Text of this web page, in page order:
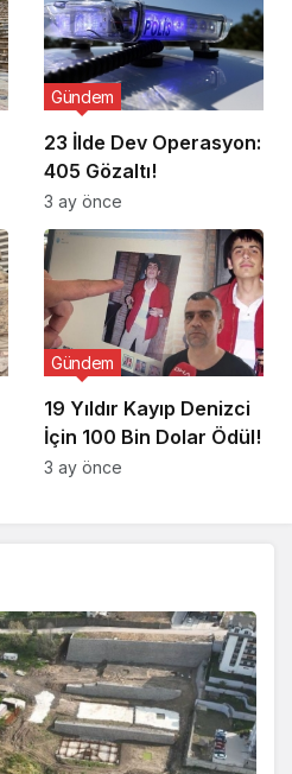
23 İlde Dev Operasyon:
405 Gözaltı!
Gündem
3 ay önce
19 Yıldır Kayıp Denizci
İçin 100 Bin Dolar Ödül!
Gündem
3 ay önce